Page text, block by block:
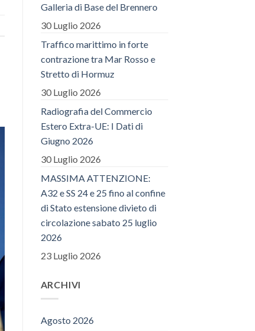
Galleria di Base del Brennero
30 Luglio 2026
Traffico marittimo in forte
contrazione tra Mar Rosso e
Stretto di Hormuz
30 Luglio 2026
Radiografia del Commercio
Estero Extra-UE: I Dati di
Giugno 2026
30 Luglio 2026
MASSIMA ATTENZIONE:
A32 e SS 24 e 25 fino al confine
di Stato estensione divieto di
circolazione sabato 25 luglio
2026
23 Luglio 2026
ARCHIVI
Agosto 2026